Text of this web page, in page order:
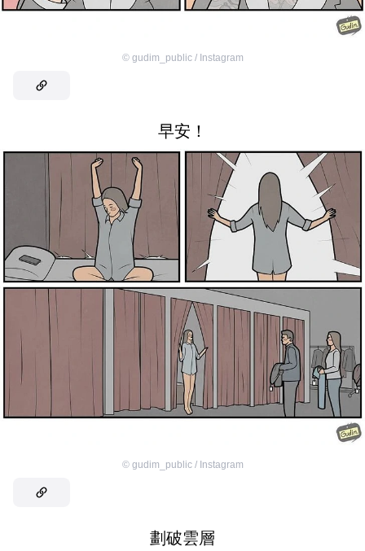
© gudim_public / Instagram
早安！
© gudim_public / Instagram
劃破雲層